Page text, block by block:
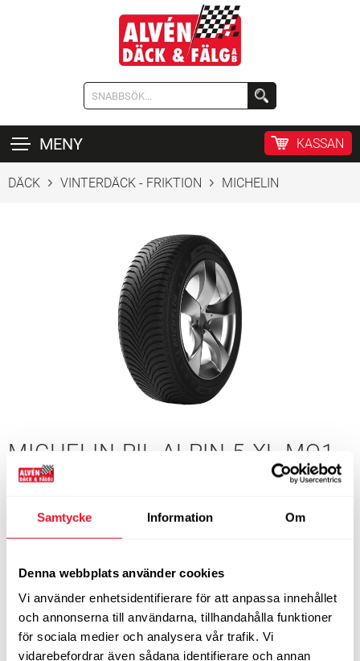
Samtycke Information Om
Denna webbplats använder cookies
Vi använder enhetsidentifierare för att anpassa innehållet
och annonserna till användarna, tillhandahålla funktioner
för sociala medier och analysera vår trafik. Vi
vidarebefordrar även sådana identifierare och annan
MENY KASSAN
DÄCK VINTERDÄCK - FRIKTION MICHELIN
MICHELIN PIL ALPIN 5 XL MO1
A
Vinterdäck - Friktion
DIMENSIONER
Bredd 265 Profil 40
Tum 20” Bel.index 104